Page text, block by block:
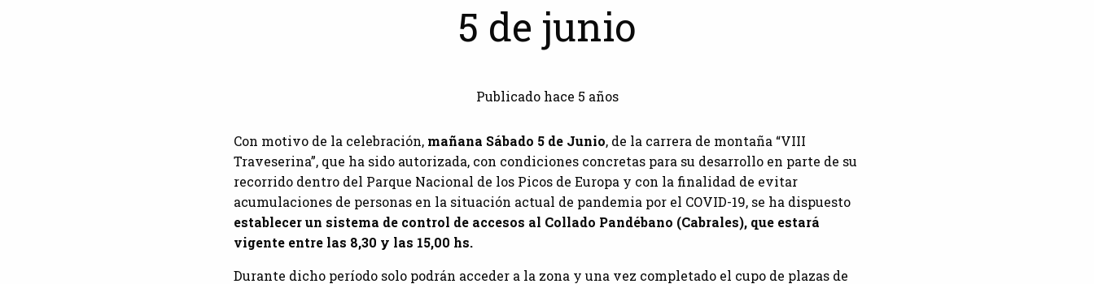
5 de junio
Publicado hace 5 años
Con motivo de la celebración, mañana Sábado 5 de Junio, de la carrera de montaña “VIII
Traveserina”, que ha sido autorizada, con condiciones concretas para su desarrollo en parte de su
recorrido dentro del Parque Nacional de los Picos de Europa y con la finalidad de evitar
acumulaciones de personas en la situación actual de pandemia por el COVID-19, se ha dispuesto
establecer un sistema de control de accesos al Collado Pandébano (Cabrales), que estará
vigente entre las 8,30 y las 15,00 hs.
Durante dicho período solo podrán acceder a la zona y una vez completado el cupo de plazas de